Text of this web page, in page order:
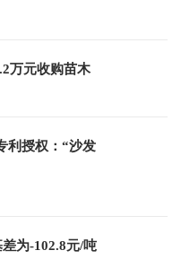
万元收购苗木
利授权：“沙发
为-102.8元/吨